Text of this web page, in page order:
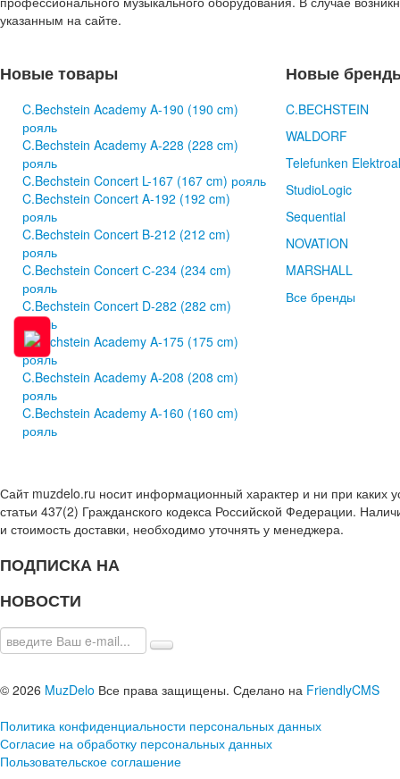
указанным на сайте.
Новые товары
C.Bechstein Academy A-190 (190 cm)
рояль
C.Bechstein Academy A-228 (228 cm)
рояль
C.Bechstein Concert L-167 (167 cm) рояль
C.Bechstein Concert A-192 (192 cm)
рояль
C.Bechstein Concert B-212 (212 cm)
рояль
C.Bechstein Concert С-234 (234 cm)
рояль
C.Bechstein Concert D-282 (282 cm)
рояль
C.Bechstein Academy A-175 (175 cm)
рояль
C.Bechstein Academy A-208 (208 cm)
рояль
C.Bechstein Academy A-160 (160 cm)
рояль
Новые
C.BECHSTEIN
WALDORF
Telefunken
StudioLogic
Sequential
NOVATION
MARSHALL
Все бренды
Сайт muzdelo.ru носит информационный характер и ни при
статьи 437(2) Гражданского кодекса Российской Федерации.
и стоимость доставки, необходимо уточнять у менеджера.
ПОДПИСКА НА
НОВОСТИ
© 2026 MuzDelo Все права защищены. Сделано на FriendlyCMS
Политика конфиденциальности персональных данных
Согласие на обработку персональных данных
Пользовательское соглашение